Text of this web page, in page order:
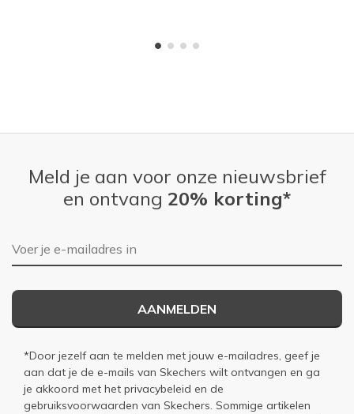
Meld je aan voor onze nieuwsbrief
en ontvang 20% korting*
E-mailadres
AANMELDEN
*Door jezelf aan te melden met jouw e-mailadres, geef je
aan dat je de e-mails van Skechers wilt ontvangen en ga
je akkoord met het privacybeleid en de
gebruiksvoorwaarden van Skechers. Sommige artikelen